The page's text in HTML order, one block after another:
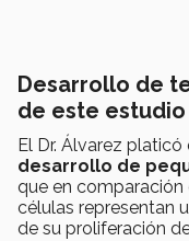
Desarrollo de
de este estudio
El Dr. Álvarez
desarrollo de
que en
células representan
de su proliferación